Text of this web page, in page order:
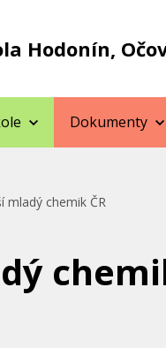
Hodonín,
Dokumenty
mladý chemik ČR